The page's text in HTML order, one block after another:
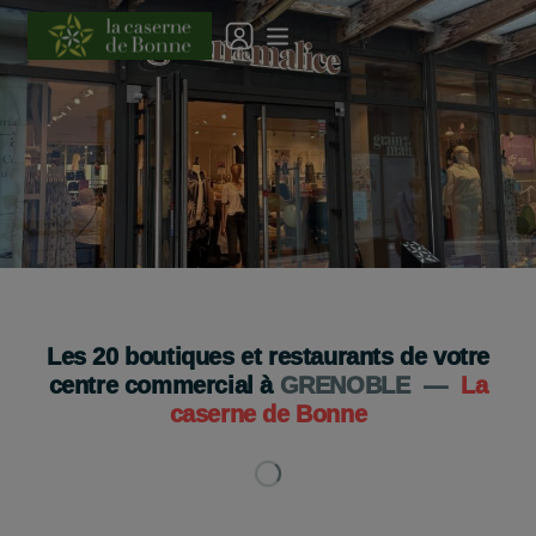
Les20boutiques et restaurants de votre
centre commercial à GRENOBLE —
La
caserne de Bonne